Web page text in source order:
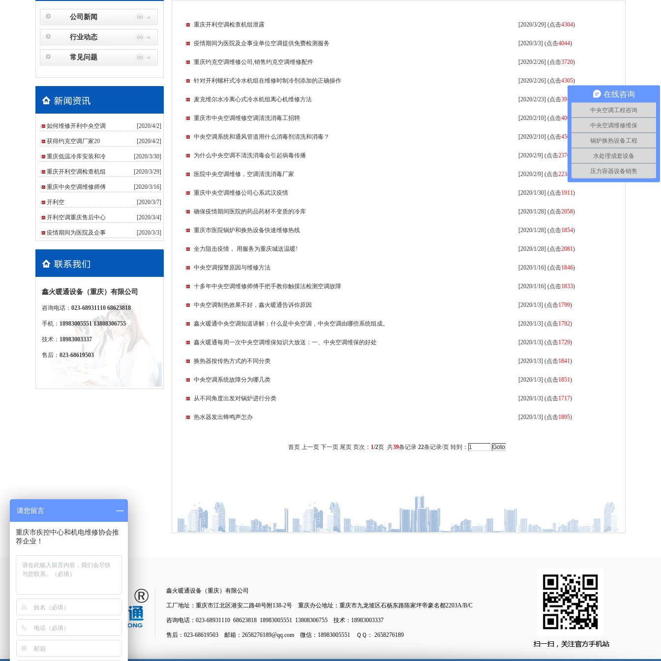
公司新闻
行业动态
常见问题
如何维修开利中央空调 [2020/4/2]
获得约克空调厂家20 [2020/4/2]
重庆低温冷库安装和冷 [2020/3/30]
重庆开利空调检查机组 [2020/3/29]
重庆中央空调维修师傅 [2020/3/16]
​开利空 [2020/3/7]
开利空调重庆售后中心 [2020/3/4]
疫情期间为医院及企事 [2020/3/3]
鑫火暖通设备（重庆）有限公司
咨询电话： 023-68931110 68623818
手机： 18983005551 13808306755
技术： 18983003337
售后： 023-68619503
重庆开利空调检查机组泄露 [2020/3/29] (点击4304)
疫情期间为医院及企事业单位空调提供免费检测服务 [2020/3/3] (点击4044)
重庆约克空调维修公司,销售约克空调维修配件 [2020/2/26] (点击3720)
针对开利螺杆式冷水机组在维修时制冷剂添加的正确操作 [2020/2/26] (点击4305)
麦克维尔水冷离心式冷水机组离心机维修方法 [2020/2/23] (点击3973
重庆市中央空调维修空调清洗消毒工招聘 [2020/2/10] (点击4004)
中央空调系统和通风管道用什么消毒剂清洗和消毒？ [2020/2/10] (点击4501
为什么中央空调不清洗消毒会引起病毒传播 [2020/2/9] (点击2370
医院中央空调维修，空调清洗消毒厂家 [2020/2/9] (点击2238
重庆中央空调维修公司心系武汉疫情 [2020/1/30] (点击1911)
确保疫情期间医院的药品药材不变质的冷库 [2020/1/28] (点击2058)
重庆市医院锅炉和换热设备快速维修热线 [2020/1/28] (点击1854)
全力阻击疫情， 用服务为重庆城送温暖! [2020/1/28] (点击2081)
中央空调报警原因与维修方法 [2020/1/16] (点击1846)
十多年中央空调维修师傅手把手教你触摸法检测空调故障 [2020/1/16] (点击1833)
中央空调制热效果不好，鑫火暖通告诉你原因 [2020/1/3] (点击1799)
鑫火暖通中央空调知道讲解：什么是中央空调，中央空调由哪些系统组成。 [2020/1/3] (点击1792)
鑫火暖通每周一次中央空调维保知识大放送：一、中央空调维保的好处 [2020/1/3] (点击1729)
换热器按传热方式的不同分类 [2020/1/3] (点击1841)
中央空调系统故障分为哪几类 [2020/1/3] (点击1851)
从不同角度出发对锅炉进行分类 [2020/1/3] (点击1717)
热水器发出蜂鸣声怎办 [2020/1/3] (点击1895)
首页 上一页 下一页 尾页 页次： 1/2页 共39条记录 22条记录/页 转到：
鑫火暖通设备（重庆）有限公司
工厂地址：重庆市江北区港安二路48号附138-2号 重庆办公地址：重庆市九龙坡区石杨东路陈家坪帝豪名都2203A/B/C
咨询电话：023-68931110 68623818 18983005551 13808306755 技术：18983003337
售后：023-68619503 邮箱：2658276189@qq.com 微信：18983005551 ＱＱ： 2658276189
在线咨询
中央空调工程咨询
中央空调维修维保
锅炉换热设备工程
水处理成套设备
压力容器设备销售
请您留言
重庆市疾控中心和机电维修协会推